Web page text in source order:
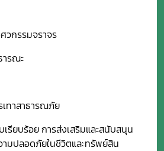
วกรรมจราจร
ารณะ
ทาสาธารณภัย
รียบร้อย การส่งเสริมและสนับสนุน
มปลอดภัยในชีวิตและทรัพย์สิน